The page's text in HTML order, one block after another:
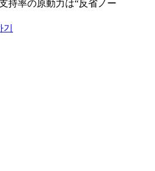
持率の原動力は“反省ノー